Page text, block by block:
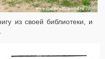
из своей библиотеки, и